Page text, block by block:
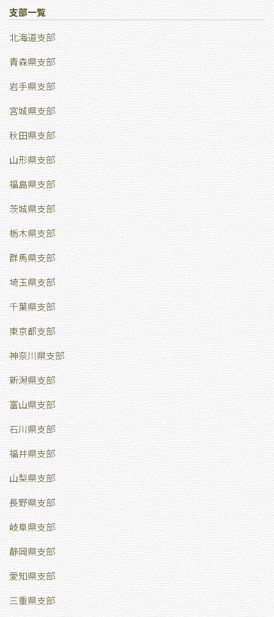
支部一覧
北海道支部
青森県支部
岩手県支部
宮城県支部
秋田県支部
山形県支部
福島県支部
茨城県支部
栃木県支部
群馬県支部
埼玉県支部
千葉県支部
東京都支部
神奈川県支部
新潟県支部
富山県支部
石川県支部
福井県支部
山梨県支部
長野県支部
岐阜県支部
静岡県支部
愛知県支部
三重県支部